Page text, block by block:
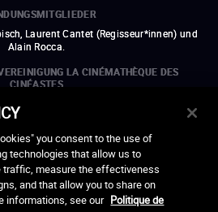
Laurent Cantet (Regisseur*innen) und
Alain Rocca.
LA CINÉMATHÈQUE DES
CINÉASTES
Michel Hazanavicius (Repräsentant der
Mikael Buch (Repräsentant der SRF)
DER VEREINIGUNG LA
DES CINÉASTES
you consent to the use of
technologies that allow us to
measure the effectiveness
and that allow you to share on
informations, see our Politique de